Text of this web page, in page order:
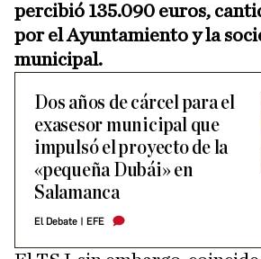
percibió 135.090 euros,
por el Ayuntamiento y la
municipal.
Dos años de cárcel para el
exasesor municipal que
impulsó el proyecto de la
«pequeña Dubái» en
Salamanca
El Debate | EFE